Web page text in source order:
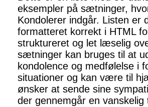
eksempler på sætninger,
Kondolerer indgår. Listen er
formatteret korrekt i HTML
struktureret og let læselig
sætninger kan bruges til at
kondolence og medfølelse i
situationer og kan være til
ønsker at sende sine
der gennemgår en vanskelig